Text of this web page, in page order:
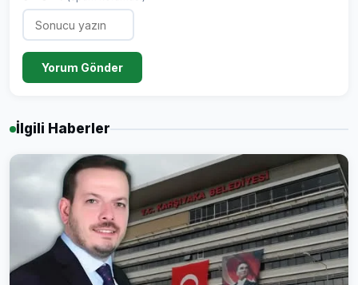
Yorum Gönder
İlgili Haberler